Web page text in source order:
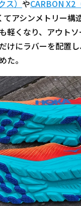
ス） やCARBON X2
てアシンメトリー構
軽くなり、アウト
けにラバーを配置
た。